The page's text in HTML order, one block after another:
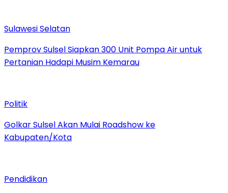
Sulawesi Selatan
Pemprov Sulsel Siapkan 300 Unit Pompa Air untuk
Pertanian Hadapi Musim Kemarau
Politik
Golkar Sulsel Akan Mulai Roadshow ke
Kabupaten/Kota
Pendidikan